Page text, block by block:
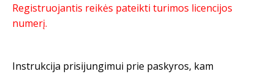
Registruojantis reikės pateikti turimos licencijos
numerį.
Instrukcija prisijungimui prie paskyros, kam